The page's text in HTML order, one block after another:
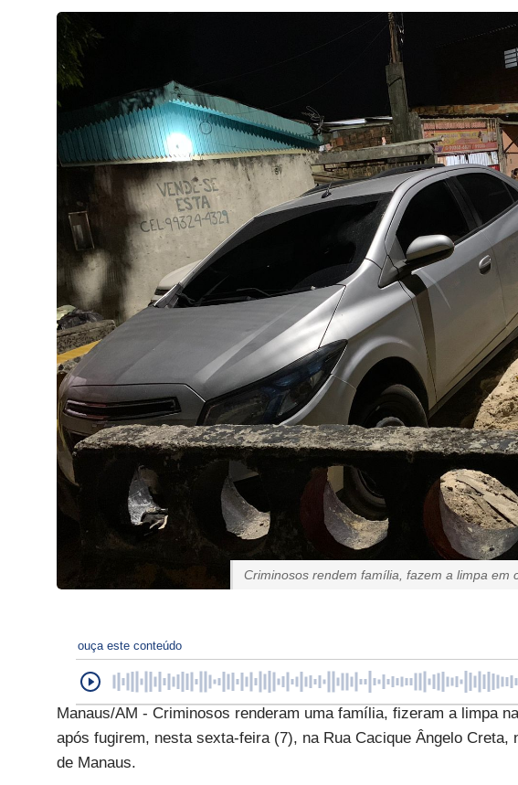
Criminosos rendem família, fazem a limpa
ouça este conteúdo
Manaus/AM - Criminosos renderam uma família, fizeram a limpa
após fugirem, nesta sexta-feira (7), na Rua Cacique Ângelo
de Manaus.